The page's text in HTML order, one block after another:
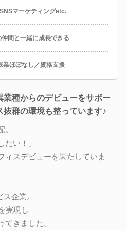
マーケティングetc.
間と一緒に成長できる
業ほぼなし／資格支援
種からのデビューをサポー
群の環境も整っています♪
い！」
ィスデビューを果たしていま
企業。
実現し
きました。